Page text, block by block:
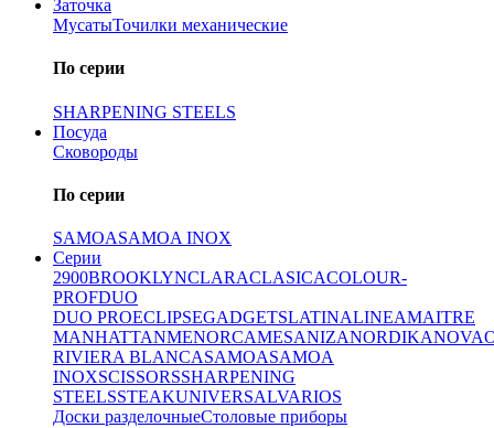
Заточка
МусатыТочилки механические
По серии
SHARPENING STEELS
Посуда
Сковороды
По серии
SAMOASAMOA INOX
Серии
2900BROOKLYNCLARACLASICACOLOUR-
PROFDUO
DUO PROECLIPSEGADGETSLATINALINEAMAITRE
MANHATTANMENORCAMESANIZANORDIKANOVA
RIVIERA BLANCASAMOASAMOA
INOXSCISSORSSHARPENING
STEELSSTEAKUNIVERSALVARIOS
Доски разделочныеСтоловые приборы